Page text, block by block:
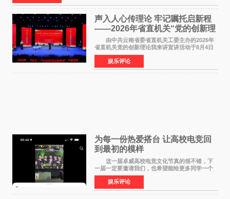
声入人心传理论 牢记嘱托启新程
——2026年省直机关“党的创新理
论我来讲”宣讲活动圆满落幕
由中共云南省委省直机关工委主办的2026年
省直机关党的创新理论我来讲宣讲活动于8月4日
至5日在昆明举办。活动以 "牢记嘱托 感恩奋进
开创云南发展新局面 "为主题，坚持以新时代中国
特色社会主义
娱乐评论
为每一份热爱搭台 让高校电竞回
到最初的模样
这一届卓威高校电竞文化节真的很不错，下
一届一定要邀请我们，也希望能给更多同学一个
来到现场的机会。 2026卓威高校电竞文化节
已经落下帷幕，在活动结束后，仍有不少高校电
竞社负责人和现
娱乐评论